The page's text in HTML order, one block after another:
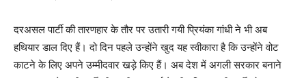
दरअसल पार्टी की तारणहार के तौर पर उतारी गयी प्रियंका गांधी ने भी अब
हथियार डाल दिए हैं। दो दिन पहले उन्होंने खुद यह स्वीकारा है कि उन्होंने वोट
काटने के लिए अपने उम्मीदवार खड़े किए हैं। अब देश में अगली सरकार बनाने